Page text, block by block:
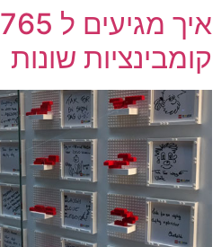
איך
קומבינציות שונות